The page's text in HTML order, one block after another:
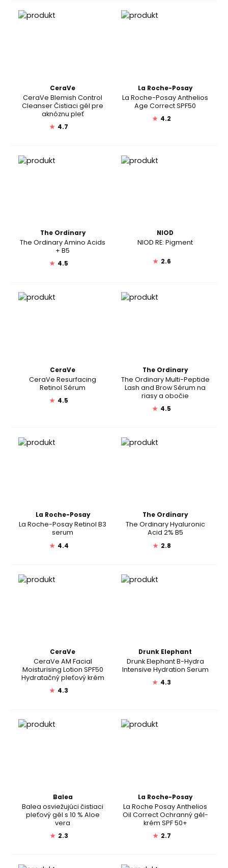
CeraVe
CeraVe Blemish Control
Cleanser Čistiaci gél pre
aknóznu pleť
★ 4.7
La Roche-Posay
La Roche-Posay Anthelios
Age Correct SPF50
★ 4.2
The Ordinary
The Ordinary Amino Acids
+ B5
★ 4.5
NIOD
NIOD RE: Pigment
★ 2.6
CeraVe
CeraVe Resurfacing
Retinol Sérum
★ 4.5
The Ordinary
The Ordinary Multi-Peptide
Lash and Brow Sérum na
riasy a obočie
★ 4.5
La Roche-Posay
La Roche-Posay Retinol B3
serum
★ 4.4
The Ordinary
The Ordinary Hyaluronic
Acid 2% B5
★ 2.8
CeraVe
CeraVe AM Facial
Moisturising Lotion SPF50
Hydratačný pleťový krém
★ 4.3
Drunk Elephant
Drunk Elephant B-Hydra
Intensive Hydration Serum
★ 4.3
Balea
Balea osviežujúci čistiaci
pleťový gél s 10 % Aloe
vera
★ 2.3
La Roche-Posay
La Roche Posay Anthelios
Oil Correct Ochranný gél-
krém SPF 50+
★ 2.7